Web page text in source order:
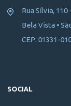
Rua Sílvia, 110
Bela Vista •
CEP: 01331-
SOCIAL